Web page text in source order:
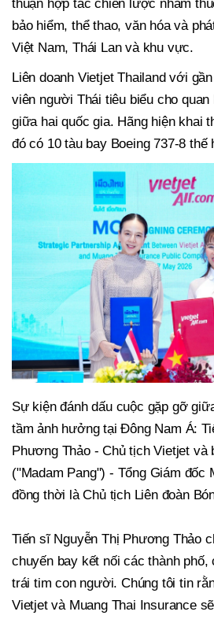
thuận hợp tác chiến lược nhằm
bảo hiểm, thể thao, văn hóa và
Việt Nam, Thái Lan và khu vực.
Liên doanh Vietjet Thailand với
viên người Thái tiêu biểu cho
giữa hai quốc gia. Hãng hiện khai
đó có 10 tàu bay Boeing 737-8 thế
Sự kiện đánh dấu cuộc gặp gỡ
tầm ảnh hưởng tại Đông Nam Á:
Phương Thảo - Chủ tịch Vietjet và
("Madam Pang") - Tổng Giám đốc
đồng thời là Chủ tịch Liên đoàn
Tiến sĩ Nguyễn Thị Phương Thảo
chuyến bay kết nối các thành phố,
trái tim con người. Chúng tôi tin
Vietjet và Muang Thai Insurance